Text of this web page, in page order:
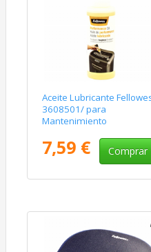
Aceite Lubricante
3608501/ para
Mantenimiento
7,59 € Comprar